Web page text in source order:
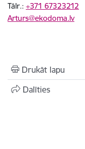
Tālr.: +371 67323212
Arturs@ekodoma.lv
Drukāt lapu
Dalīties